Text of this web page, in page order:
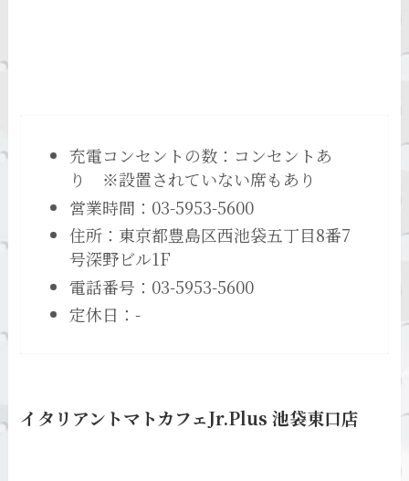
充電コンセントの数：コンセントあ
り ※設置されていない席もあり
営業時間：03-5953-5600
住所：東京都豊島区西池袋五丁目8番7
号深野ビル1F
電話番号：03-5953-5600
定休日：-
イタリアントマトカフェJr.Plus 池袋東口店